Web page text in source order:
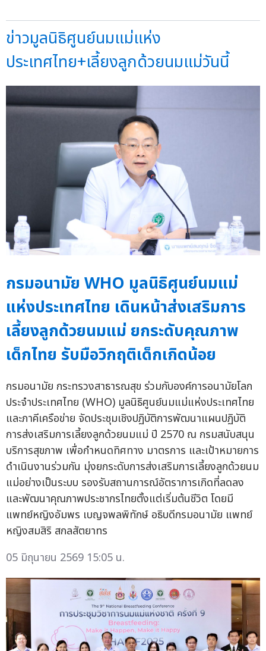
ข่าวมูลนิธิศูนย์นมแม่แห่ง
ประเทศไทย+เลี้ยงลูกด้วยนมแม่วันนี้
กรมอนามัย WHO มูลนิธิศูนย์นมแม่
แห่งประเทศไทย เดินหน้าส่งเสริมการ
เลี้ยงลูกด้วยนมแม่ ยกระดับคุณภาพ
เด็กไทย รับมือวิกฤติเด็กเกิดน้อย
กรมอนามัย กระทรวงสาธารณสุข ร่วมกับองค์การอนามัยโลก
ประจำประเทศไทย (WHO) มูลนิธิศูนย์นมแม่แห่งประเทศไทย
และภาคีเครือข่าย จัดประชุมเชิงปฏิบัติการพัฒนาแผนปฏิบัติ
การส่งเสริมการเลี้ยงลูกด้วยนมแม่ ปี 2570 ณ กรมสนับสนุน
บริการสุขภาพ เพื่อกำหนดทิศทาง มาตรการ และเป้าหมายการ
ดำเนินงานร่วมกัน มุ่งยกระดับการส่งเสริมการเลี้ยงลูกด้วยนม
แม่อย่างเป็นระบบ รองรับสถานการณ์อัตราการเกิดที่ลดลง
และพัฒนาคุณภาพประชากรไทยตั้งแต่เริ่มต้นชีวิต โดยมี
แพทย์หญิงอัมพร เบญจพลพิทักษ์ อธิบดีกรมอนามัย แพทย์
หญิงสมสิริ สกลสัตยาทร
05 มิถุนายน 2569 15:05 น.